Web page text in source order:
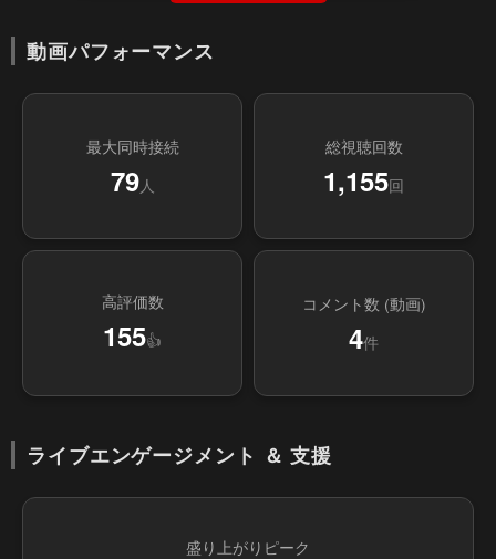
動画パフォーマンス
最大同時接続
79人
総視聴回数
1,155回
高評価数
155👍
コメント数 (動画)
4件
ライブエンゲージメント ＆ 支援
盛り上がりピーク